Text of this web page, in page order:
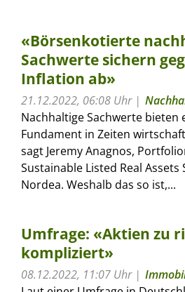
«Börsenkotierte
Sachwerte sichern
Inflation ab»
21.12.2022, 06:08 Uhr
Nachhaltige Sachwerte bieten
Fundament in Zeiten
sagt Jeremy Anagnos,
Sustainable Listed Real Assets
Nordea. Weshalb das so ist,...
Umfrage: «Aktien zu
kompliziert»
08.12.2022, 11:07 Uhr